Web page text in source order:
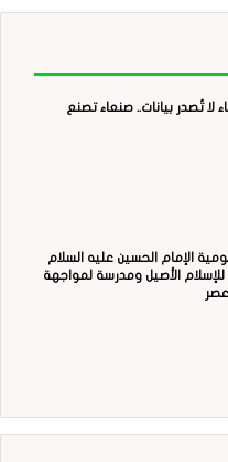
لا تُصدر بيانات.. صنعاء تصنع
الإمام الحسين عليه السلام
للإسلام الأصيل ومدرسة لمواجهة